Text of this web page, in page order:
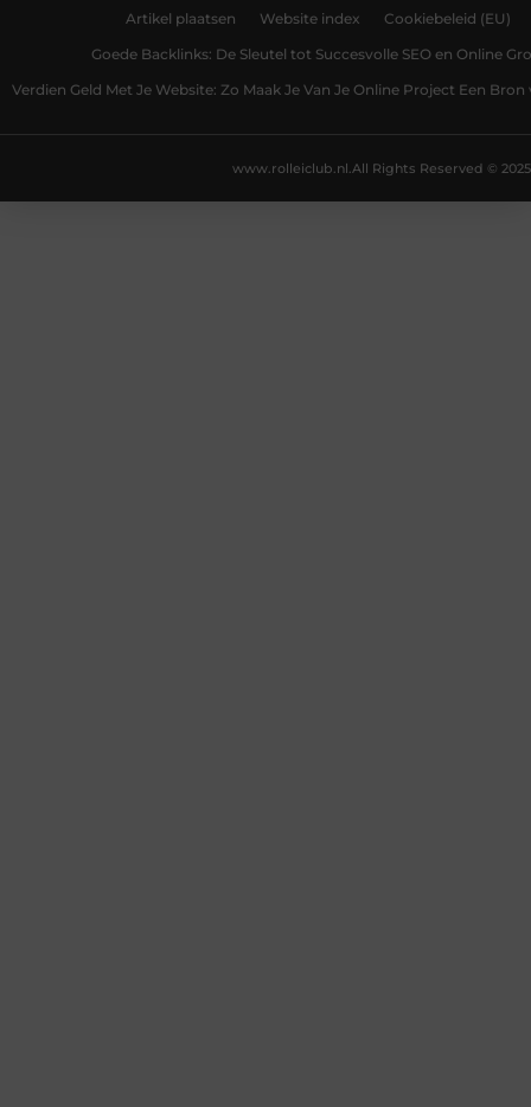
Artikel plaatsen Website index Cookiebeleid (EU)
Goede Backlinks: De Sleutel tot Succesvolle SEO en Online
Verdien Geld Met Je Website: Zo Maak Je Van Je Online Project Een
All Rights Reserved © 2025
www.rolleiclub.nl.